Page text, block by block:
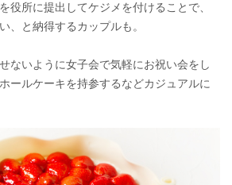
役所に提出してケジメを付けることで、
、と納得するカップルも。
ないように女子会で気軽にお祝い会をし
ールケーキを持参するなどカジュアルに